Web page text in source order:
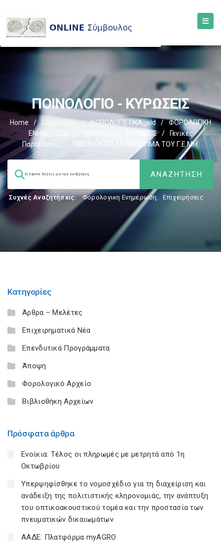
ΠΟΙΝΟΛΟΓΙΟ - ΚΥΡΩΣΕΙΣ
Home / Σύμβουλος / ΦΟΡΟΛΟΓΙΣΤΙΚΑ_old /
ΦΟΡΟΛΟΓΙΚΗ
ΕΝΗΜΕΡΩΣΗ
ΠΟΙΝΟΛΟΓΙΟ - ΚΥΡΩΣΕΙΣ /
Γενικές
Παραβάσεις
/ ΜΕΙΩΝΟΝΤΑΙ ΤΑ ΠΡΟΣΤΙΜΑ ΤΟΥ Γ.Ε.ΜΗ.
Συχνές Αναζητήσεις: Φορολογικη Ενημέρωση, Επιχειρήσεις
Κατηγορίες
Άρθρα – Μελέτες
Επιχειρηματικά Νέα
Επενδυτικά Προγράμματα
Άποψη
Φορολογικό Αρχείο
Βιβλιοθήκη Αρχείων
Πρόσφατα άρθρα
Ενοίκια: Τέλος οι πληρωμές με μετρητά από 1η
Οκτωβρίου
Υπερψηφίσθηκε το νομοσχέδιο για τη διαχείριση και
ανάδειξη της πολιτιστικής κληρονομιάς, την ανάπτυξη
του οπτικοακουστικού τομέα και την προστασία των
πνευματικών δικαιωμάτων
ΑΑΔΕ: Πλατφόρμα myAGRO